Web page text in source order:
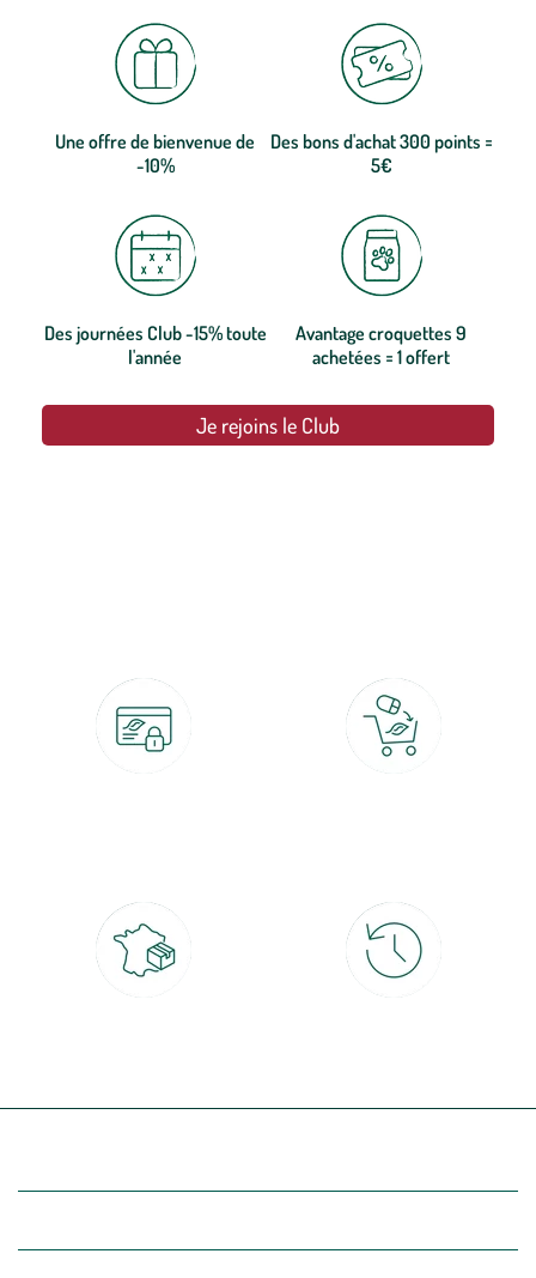
Une offre de bienvenue de
-10%
Des bons d'achat 300 points =
5€
Des journées Club -15% toute
l'année
Avantage croquettes 9
achetées = 1 offert
Je rejoins le Club